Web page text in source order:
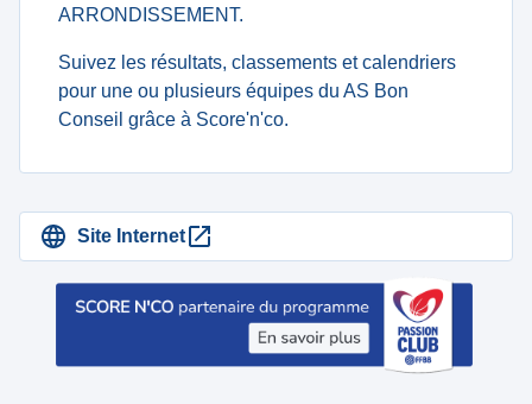
ARRONDISSEMENT.
Suivez les résultats, classements et calendriers
pour une ou plusieurs équipes du AS Bon
Conseil grâce à Score'n'co.
Site Internet